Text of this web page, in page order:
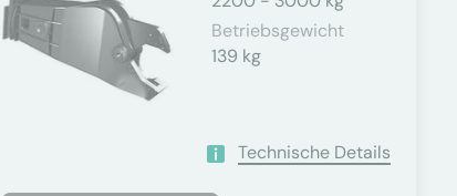
Betriebsgewicht
139 kg
Technische Details